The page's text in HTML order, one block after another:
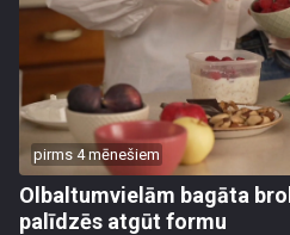
pirms 4 mēnešiem
Olbaltumvielām bagāta
palīdzēs atgūt formu